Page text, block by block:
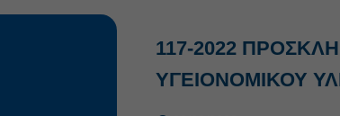
117-2022
ΥΓΕΙΟΝΟΜΙΚΟΥ